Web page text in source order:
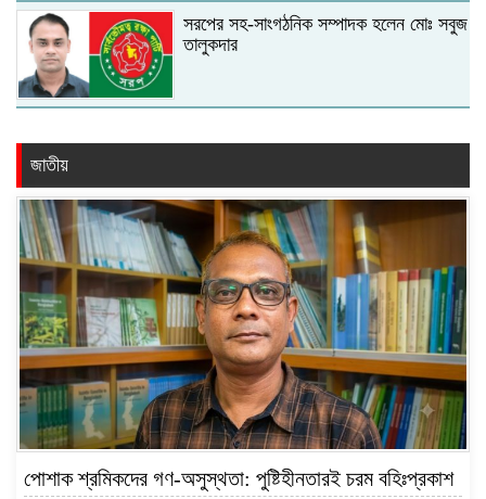
সরপের সহ-সাংগঠনিক সম্পাদক হলেন মোঃ সবুজ
তালুকদার
জাতীয়
পোশাক শ্রমিকদের গণ-অসুস্থতা: পুষ্টিহীনতারই চরম বহিঃপ্রকাশ